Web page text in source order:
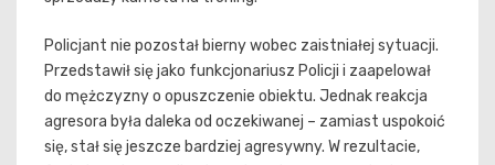
Policjant nie pozostał bierny wobec zaistniałej sytuacji.
Przedstawił się jako funkcjonariusz Policji i zaapelował
do mężczyzny o opuszczenie obiektu. Jednak reakcja
agresora była daleka od oczekiwanej – zamiast uspokoić
się, stał się jeszcze bardziej agresywny. W rezultacie,